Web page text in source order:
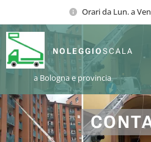
Orari da Lun. a
NOLEGGIOSCALA
a Bologna e provincia